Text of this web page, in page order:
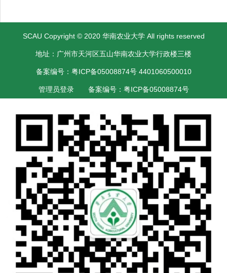
SCAU Copyright © 2020 华南农业大学 All rights reserved
地址：广州市天河区五山华南农业大学行政楼三楼
备案编号：粤ICP备05008874号 4401060500010
管理员登录 备案编号：粤ICP备05008874号